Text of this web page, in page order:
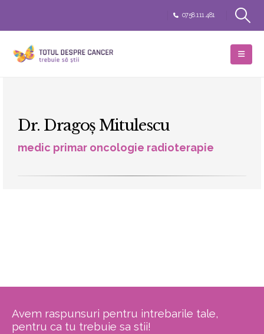
0758.111.481
Dr. Dragoş Mitulescu
medic primar oncologie radioterapie
Avem raspunsuri pentru intrebarile tale,
pentru ca tu trebuie sa stii!